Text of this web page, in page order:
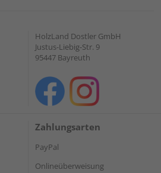
HolzLand Dostler GmbH
Justus-Liebig-Str. 9
95447 Bayreuth
Zahlungsarten
PayPal
Onlineüberweisung